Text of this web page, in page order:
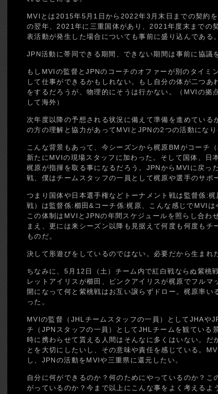
MVIとは2015年5月1日から2022年3月末日までの契約
の翌年、2021年に三重国体があり、2021年度末までの
表活動が発生した場合についても事前に盛り込んである
JPN活動に帯同できる期間、できない期間は事前に協議
もしMVIの監督とJPNのコーチのオファーが別のタイミ
して仕事ができるかもしれない。もし自分の体が二つあ
をするだろうが、物理的にそうは行かない。（MVIの拠
して海外）
次年度以降の予想される状況に備えて準備を進めてい
の方の理解と協力があってMVIとJPNの2つの活動にな
こんな背景もあって、今シーズンから梶原BMがコーチ
新たにMVIの現場スタッフに加わった。そして国体、日
梶原が指揮を取る事になるだろう。JPNからMVIに戻っ
戦、僕はチームスタッフの一員として梶原や選手のサポ
つまり国体や日本選手権などトーナメント戦は監督係:
戦）は監督係:櫛田&コーチ係:梶原、こんな感じでMVI
この体制はMVIとJPNの年間スケジュールを照らし合わ
まえ、更には来シーズン以降も見据えて何度も何度もチ
ものだ。
決して形遊びをしているのではない。必要だから生まれ
ちなみに、5月12日（土）チーム内で紅白戦ならぬ紫桃
レットアイリスが櫛田、ピンクアイリスが梶原でフルマ
開になって何と紫桃戦はお互い譲らずドロー。梶原率い
った。
MVIの監督（JHLチームスタッフの一員）としてJHAや
チ（JPNスタッフの一員）としてJHLチームを観ている
時に携わらせて貰える人間はそんなに多くはいない。だ
とを大切にしたいし、その意味や責任を感じている。
し、JPNの活動をMVIや三重県に還元したい。
自分に何ができるのか？何のためにやっているのか？こ
がっているのか？今まで以上にこんな事をよく考えるよ